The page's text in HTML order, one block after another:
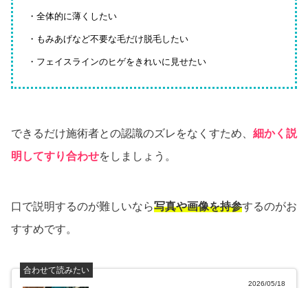
・全体的に薄くしたい
・もみあげなど不要な毛だけ脱毛したい
・フェイスラインのヒゲをきれいに見せたい
できるだけ施術者との認識のズレをなくすため、 細かく説
明してすり合わせをしましょう。
口で説明するのが難しいなら写真や画像を持参するのがお
すすめです。
合わせて読みたい
2026/05/18